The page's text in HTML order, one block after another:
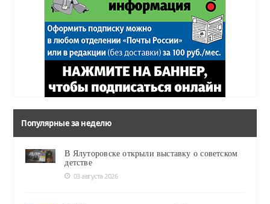
Популярные за неделю
В Ялуторовске открыли выставку о советском
детстве
03 августа 2026